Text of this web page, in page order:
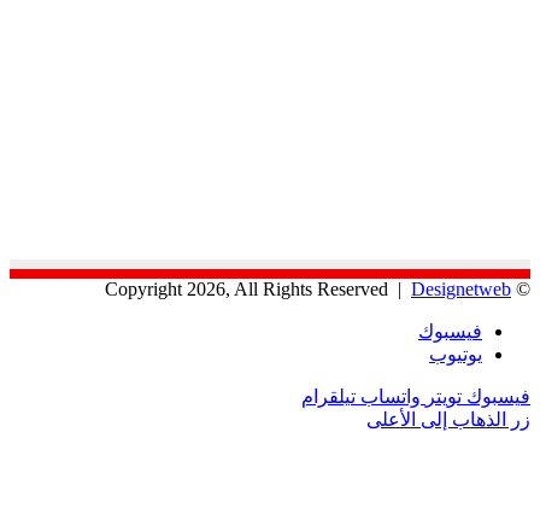
© Copyright 2026, All Rights Reserved |
Designetweb
فيسبوك
يوتيوب
فيسبوك تويتر واتساب تيلقرام
زر الذهاب إلى الأعلى